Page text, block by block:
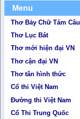
Menu
Thơ Bảy Chữ Tám Câu
Thơ Lục Bát
Thơ mới hiện đại VN
Thơ cận đại VN
Thơ tân hình thức
Cổ thi Việt Nam
Đường thi Việt Nam
Cổ Thi Trung Quốc